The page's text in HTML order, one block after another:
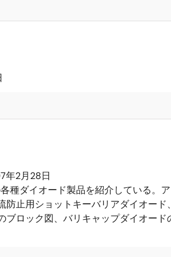
年2月28日
種ダイオード製品を紹介している。
止用ショットキーバリアダイオー
ロック図、バリキャップダイオード